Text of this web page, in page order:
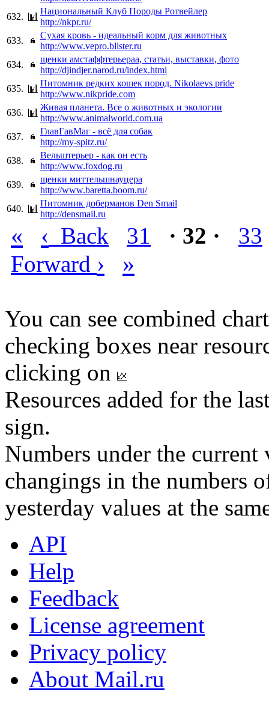
632.
Национальный Клуб Породы Ротвейлер
http://nkpr.ru/
633.
Сухая кровь - идеальный корм для животных
http://www.vepro.blister.ru
634.
щенки амстаффтерьераа, статьи, выставки, фото
http://djindjer.narod.ru/index.html
635.
Питомник редких кошек пород. Nikolaevs pride
http://www.nikpride.com
636.
Живая планета. Все о животных и экологии
http://www.animalworld.com.ua
637.
ГлавГавМаг - всё для собак
http://my-spitz.ru/
638.
Вельштерьер - как он есть
http://www.foxdog.ru
639.
щенки миттельшнауцера
http://www.baretta.boom.ru/
640.
Питомник доберманов Den Smail
http://densmail.ru
« ‹ Back 31 · 32 ·
33
Forward › »
You can see combined
checking boxes near
clicking on
Resources added for the
sign.
Numbers under the
changings in the numbers
yesterday values at the
API
Help
Feedback
License agreement
Privacy policy
About Mail.ru